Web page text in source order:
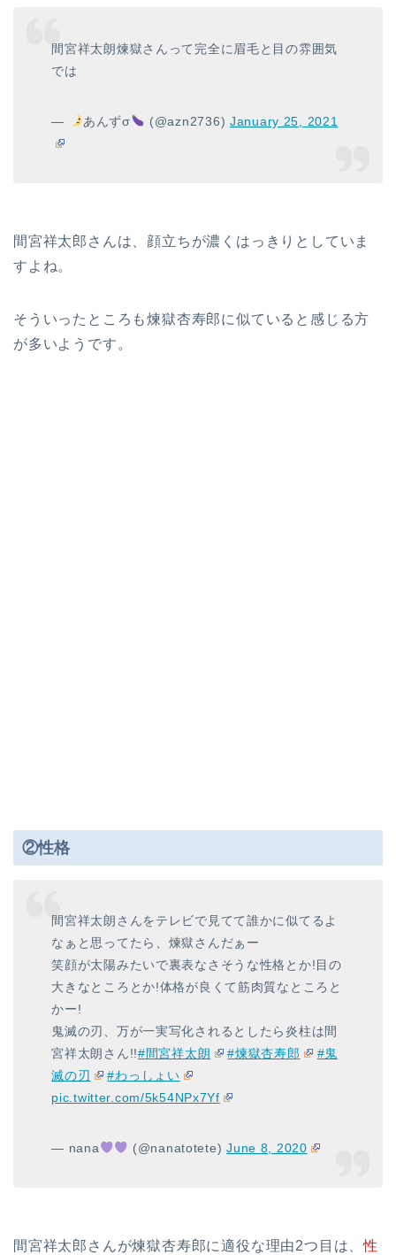
間宮祥太朗煉獄さんって完全に眉毛と目の雰囲気
では
— あんずσ (@azn2736) January 25, 2021
間宮祥太郎さんは、顔立ちが濃くはっきりとしていま
すよね。
そういったところも煉獄杏寿郎に似ていると感じる方
が多いようです。
②性格
間宮祥太朗さんをテレビで見てて誰かに似てるよ
なぁと思ってたら、煉獄さんだぁー
笑顔が太陽みたいで裏表なさそうな性格とか!目の
大きなところとか!体格が良くて筋肉質なところと
かー!
鬼滅の刃、万が一実写化されるとしたら炎柱は間
宮祥太朗さん!!#間宮祥太朗 #煉獄杏寿郎
#鬼
滅の刃
#わっしょい
pic.twitter.com/5k54NPx7Yf
— nana (@nanatotete)June 8, 2020
間宮祥太郎さんが煉獄杏寿郎に適役な理由2つ目は、性